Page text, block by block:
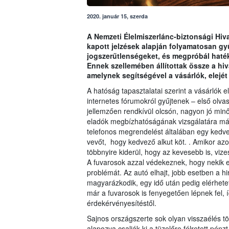
2020. január 15, szerda
A Nemzeti Élelmiszerlánc-biztonsági
kapott jelzések alapján folyamatosan
jogszerűtlenségeket, és megpróbál
Ennek szellemében állítottak össze a
amelynek segítségével a vásárlók,
A hatóság tapasztalatai szerint a vásárlók
internetes fórumokról gyűjtenek – első
jellemzően rendkívül olcsón, nagyon jó
eladók megbízhatóságának vizsgálatára
telefonos megrendelést általában egy
vevőt, hogy kedvező alkut köt. . Amikor
többnyire kiderül, hogy az kevesebb is,
A fuvarosok azzal védekeznek, hogy nekik
problémát. Az autó elhajt, jobb esetben a
magyarázkodik, egy idő után pedig
már a fuvarosok is fenyegetően lépnek
érdekérvényesítéstől.
Sajnos országszerte sok olyan visszaélés